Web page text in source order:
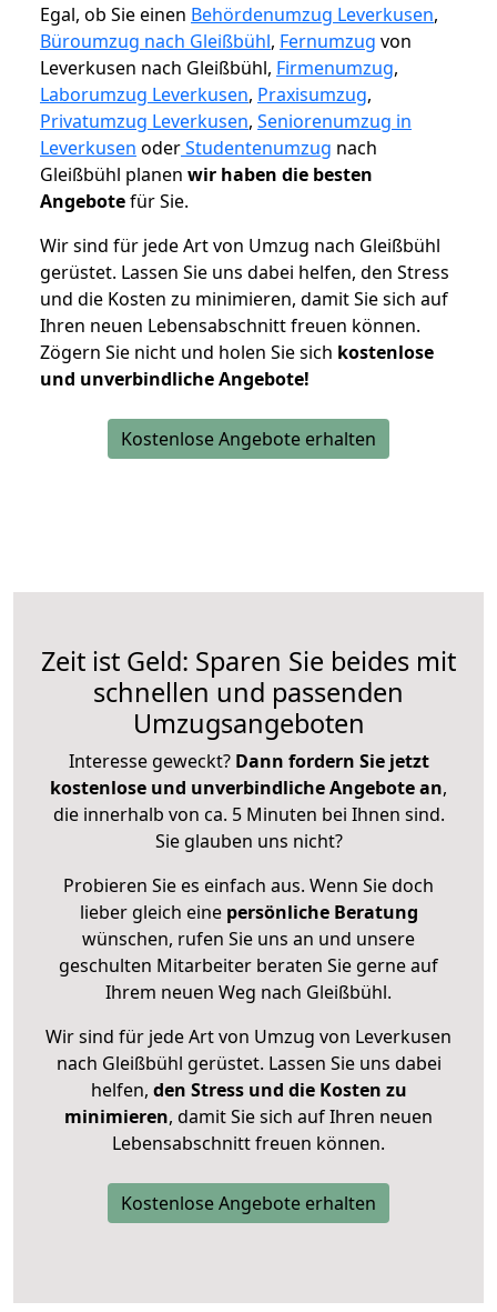
Egal, ob Sie einen Behördenumzug Leverkusen,
Büroumzug nach Gleißbühl, Fernumzug von
Leverkusen nach Gleißbühl, Firmenumzug,
Laborumzug Leverkusen, Praxisumzug,
Privatumzug Leverkusen, Seniorenumzug in
Leverkusen oderStudentenumzug nach
Gleißbühl planen wir haben die besten
Angebotefür Sie.
Wir sind für jede Art von Umzug nach Gleißbühl
gerüstet. Lassen Sie uns dabei helfen, den Stress
und die Kosten zu minimieren, damit Sie sich auf
Ihren neuen Lebensabschnitt freuen können.
Zögern Sie nicht und holen Sie sich kostenlose
und unverbindliche Angebote!
Kostenlose Angebote erhalten
Zeit ist Geld: Sparen Sie beides mit
schnellen und passenden
Umzugsangeboten
Interesse geweckt? Dann fordern Sie jetzt
kostenlose und unverbindliche Angebote an,
die innerhalb von ca. 5 Minuten bei Ihnen sind.
Sie glauben uns nicht?
Probieren Sie es einfach aus. Wenn Sie doch
lieber gleich eine persönliche Beratung
wünschen, rufen Sie uns an und unsere
geschulten Mitarbeiter beraten Sie gerne auf
Ihrem neuen Weg nach Gleißbühl.
Wir sind für jede Art von Umzug von Leverkusen
nach Gleißbühl gerüstet. Lassen Sie uns dabei
helfen, den Stress und die Kosten zu
minimieren, damit Sie sich auf Ihren neuen
Lebensabschnitt freuen können.
Kostenlose Angebote erhalten